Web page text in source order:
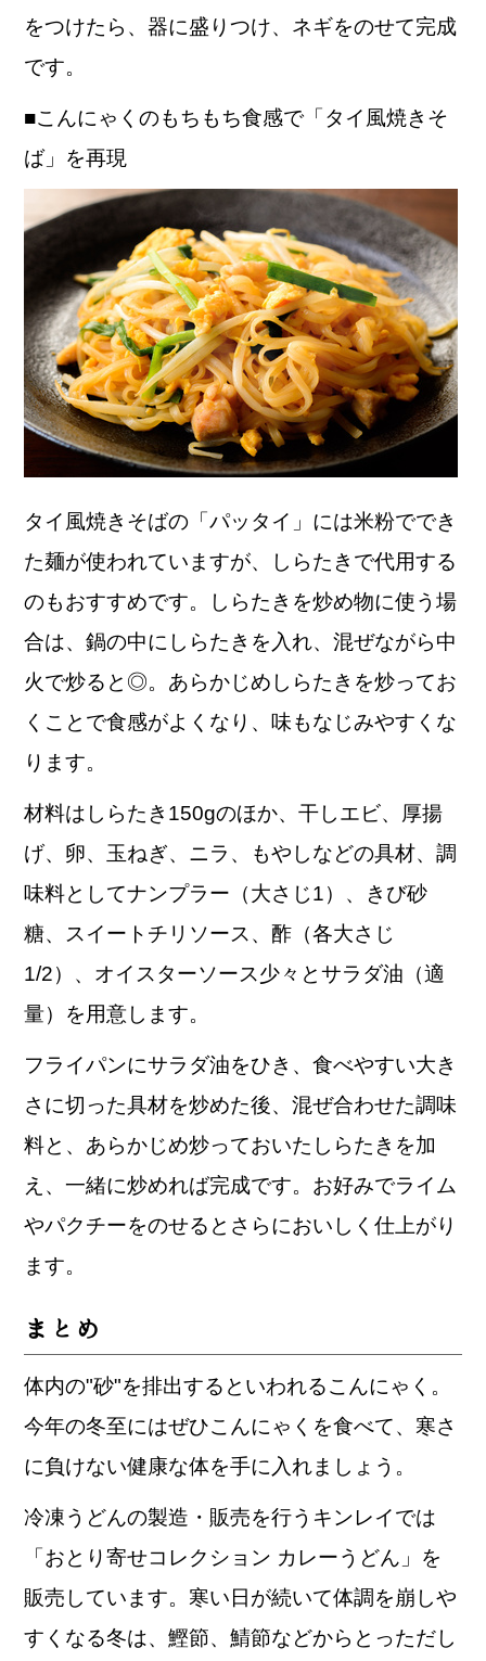
をつけたら、器に盛りつけ、ネギをのせて完成
です。
■こんにゃくのもちもち食感で「タイ風焼きそ
ば」を再現
タイ風焼きそばの「パッタイ」には米粉ででき
た麺が使われていますが、しらたきで代用する
のもおすすめです。しらたきを炒め物に使う場
合は、鍋の中にしらたきを入れ、混ぜながら中
火で炒ると◎。あらかじめしらたきを炒ってお
くことで食感がよくなり、味もなじみやすくな
ります。
材料はしらたき150gのほか、干しエビ、厚揚
げ、卵、玉ねぎ、ニラ、もやしなどの具材、調
味料としてナンプラー（大さじ1）、きび砂
糖、スイートチリソース、酢（各大さじ
1/2）、オイスターソース少々とサラダ油（適
量）を用意します。
フライパンにサラダ油をひき、食べやすい大き
さに切った具材を炒めた後、混ぜ合わせた調味
料と、あらかじめ炒っておいたしらたきを加
え、一緒に炒めれば完成です。お好みでライム
やパクチーをのせるとさらにおいしく仕上がり
ます。
まとめ
体内の"砂"を排出するといわれるこんにゃく。
今年の冬至にはぜひこんにゃくを食べて、寒さ
に負けない健康な体を手に入れましょう。
冷凍うどんの製造・販売を行うキンレイでは
「おとり寄せコレクション カレーうどん」を
販売しています。寒い日が続いて体調を崩しや
すくなる冬は、鰹節、鯖節などからとっただし